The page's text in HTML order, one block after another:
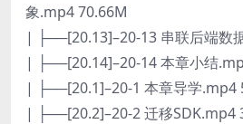
象.mp4 70.66M
| ├──[20.13]–20-13 串联后端数
| ├──[20.14]–20-14 本章小结
| ├──[20.1]–20-1 本章导学.mp4
| ├──[20.2]–20-2 迁移SDK.mp4